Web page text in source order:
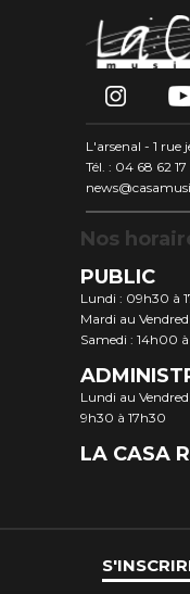
L'arsenal - 1
Tél. : 04 68 62
Nos
PUBLIC
Lundi : 09h30 à
Mardi au
Samedi : 14h00
Lundi au Vendredi
9h30 à 17h30
LA CASA